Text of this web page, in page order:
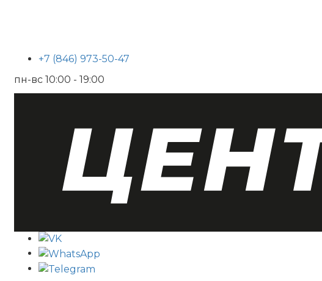
+7 (846) 973-50-47
пн-вс 10:00 - 19:00